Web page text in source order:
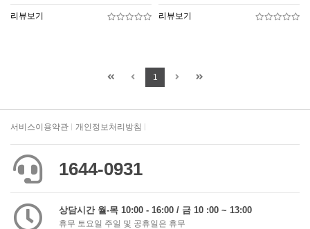
리뷰보기 리뷰보기
1
서비스이용약관 개인정보처리방침
1644-0931
상담시간 월-목 10:00 - 16:00 / 금 10 :00 ~ 13:00
휴무 토요일 주일 및 공휴일은 휴무